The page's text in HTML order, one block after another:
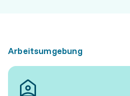
Arbeitsumgebung